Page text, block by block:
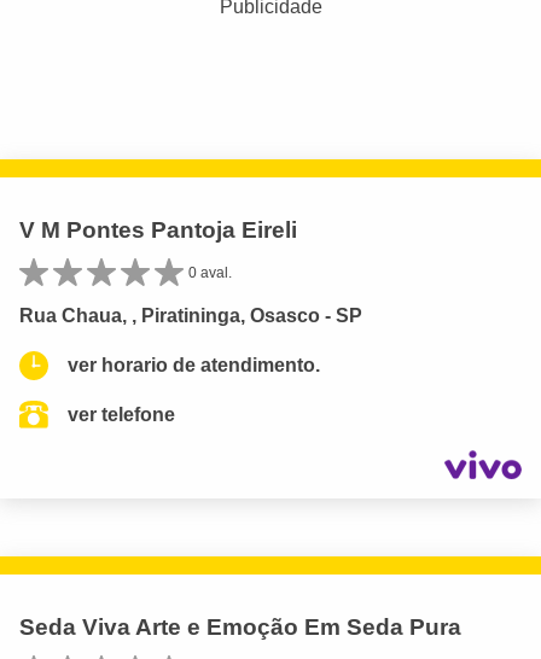
Publicidade
V M Pontes Pantoja Eireli
0 aval.
Rua Chaua, , Piratininga, Osasco - SP
ver horario de atendimento.
ver telefone
Seda Viva Arte e Emoção Em Seda Pura